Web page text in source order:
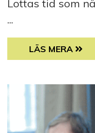
Lottas tid som
...
BLANDADE
LÄS MERA